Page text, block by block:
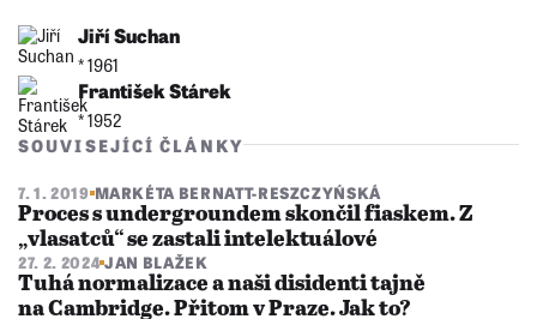
Jiří Suchan
* 1961
František Stárek
* 1952
SOUVISEJÍCÍ ČLÁNKY
7. 1. 2019 MARKÉTA BERNATT-RESZCZYŃSKÁ
Proces s undergroundem skončil fiaskem. Z
„vlasatců“ se zastali intelektuálové
27. 2. 2024 JAN BLAŽEK
Tuhá normalizace a naši disidenti tajně
na Cambridge. Přitom v Praze. Jak to?